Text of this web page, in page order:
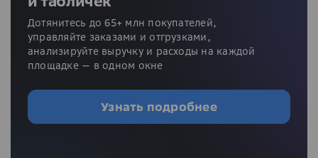
Дотянитесь до 65+ млн покупателей,
управляйте заказами и отгрузками,
анализируйте выручку и расходы на каждой
площадке — в одном окне
Узнать подробнее